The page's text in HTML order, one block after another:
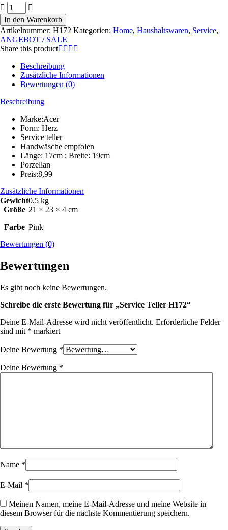
Service
Teller
H172
Menge
In den Warenkorb
Artikelnummer: H172 Kategorien: Home, Haushaltswaren, Service,
ANGEBOT / SALE
Share this product
Beschreibung
Zusätzliche Informationen
Bewertungen (0)
Beschreibung
Marke:Acer
Form: Herz
Service teller
Handwäsche empfolen
Länge: 17cm ; Breite: 19cm
Porzellan
Preis:8,99
Zusätzliche Informationen
Gewicht0,5 kg
Größe 21 × 23 × 4 cm
Farbe Pink
Bewertungen (0)
Bewertungen
Es gibt noch keine Bewertungen.
Schreibe die erste Bewertung für „Service Teller H172“
Deine E-Mail-Adresse wird nicht veröffentlicht. Erforderliche Felder
sind mit * markiert
Deine Bewertung *
Deine Bewertung *
Name *
E-Mail *
Meinen Namen, meine E-Mail-Adresse und meine Website in
diesem Browser für die nächste Kommentierung speichern.